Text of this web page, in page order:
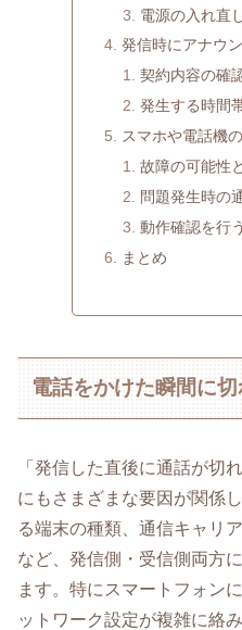
電源の入れ直
発信時にアナウ
契約内容の確
発生する時間
スマホや電話機
故障の可能性
問題発生時の
動作確認を行
まとめ
電話をかけた瞬間に
「発信した直後に通話が切
にもさまざまな要因が関係
る端末の種類、通信キャリ
など、発信側・受信側両方
ます。特にスマートフォン
ットワーク設定が複雑に絡